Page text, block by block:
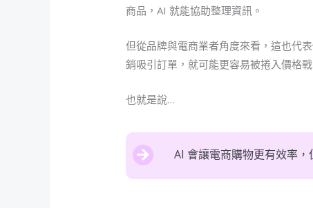
商品，AI 就能協助整理資訊。
但從品牌與電商業者角度來看，這也代表
銷吸引訂單，就可能更容易被捲入價格戰
也就是說…
AI 會讓電商購物更有效率，